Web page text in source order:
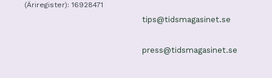
(Äriregister): 16928471
tips@tidsmagasinet.se
press@tidsmagasinet.se